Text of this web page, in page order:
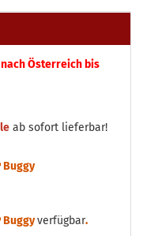
Österreich bis
ab sofort lieferbar!
Buggy
Buggyverfügbar.